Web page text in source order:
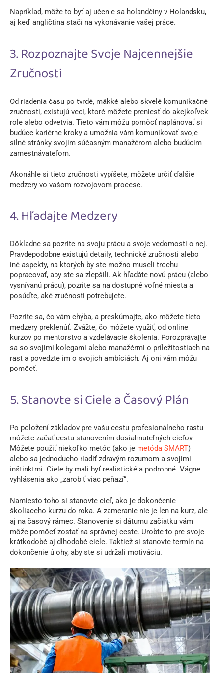
Napríklad, môže to byť aj učenie sa holandčiny v Holandsku,
aj keď angličtina stačí na vykonávanie vašej práce.
3. Rozpoznajte Svoje Najcennejšie
Zručnosti
Od riadenia času po tvrdé, mäkké alebo skvelé komunikačné
zručnosti, existujú veci, ktoré môžete preniesť do akejkoľvek
role alebo odvetvia. Tieto vám môžu pomôcť naplánovať si
budúce kariérne kroky a umožnia vám komunikovať svoje
silné stránky svojim súčasným manažérom alebo budúcim
zamestnávateľom.
Akonáhle si tieto zručnosti vypíšete, môžete určiť ďalšie
medzery vo vašom rozvojovom procese.
4. Hľadajte Medzery
Dôkladne sa pozrite na svoju prácu a svoje vedomosti o nej.
Pravdepodobne existujú detaily, technické zručnosti alebo
iné aspekty, na ktorých by ste možno museli trochu
popracovať, aby ste sa zlepšili. Ak hľadáte novú prácu (alebo
vysnívanú prácu), pozrite sa na dostupné voľné miesta a
posúďte, aké zručnosti potrebujete.
Pozrite sa, čo vám chýba, a preskúmajte, ako môžete tieto
medzery preklenúť. Zvážte, čo môžete využiť, od online
kurzov po mentorstvo a vzdelávacie školenia. Porozprávajte
sa so svojimi kolegami alebo manažérmi o príležitostiach na
rast a povedzte im o svojich ambíciách. Aj oni vám môžu
pomôcť.
5. Stanovte si Ciele a Časový Plán
Po položení základov pre vašu cestu profesionálneho rastu
môžete začať cestu stanovením dosiahnuteľných cieľov.
Môžete použiť niekoľko metód (ako je metóda SMART)
alebo sa jednoducho riadiť zdravým rozumom a svojimi
inštinktmi. Ciele by mali byť realistické a podrobné. Vágne
vyhlásenia ako „zarobiť viac peňazí“.
Namiesto toho si stanovte cieľ, ako je dokončenie
školiaceho kurzu do roka. A zameranie nie je len na kurz, ale
aj na časový rámec. Stanovenie si dátumu začiatku vám
môže pomôcť zostať na správnej ceste. Urobte to pre svoje
krátkodobé aj dlhodobé ciele. Taktiež si stanovte termín na
dokončenie úlohy, aby ste si udržali motiváciu.